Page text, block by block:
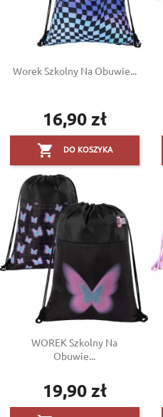
Worek Szkolny Na Obuwie...
Cena
16,90 zł
 DO KOSZYKA
WOREK Szkolny Na
Obuwie...
Cena
19,90 zł